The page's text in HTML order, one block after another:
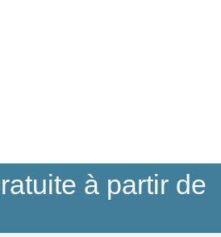
à partir de